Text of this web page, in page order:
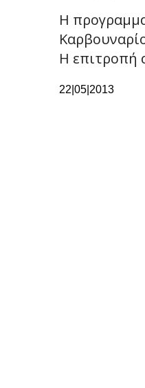
Η
H επιτροπή
22|05|2013